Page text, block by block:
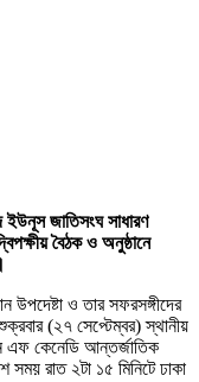
ইউনূস জাতিসংঘ সাধারণ
বৈঠক ও অনুষ্ঠানে
ও তার সফরসঙ্গীদের
(২৭ সেপ্টেম্বর) স্থানীয়
এফ কেনেডি আন্তর্জাতিক
সময় রাত ২টা ১৫ মিনিটে ঢাকা